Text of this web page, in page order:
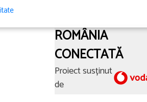
ROMÂNIA
CONECTATĂ
Proiect susținut
de